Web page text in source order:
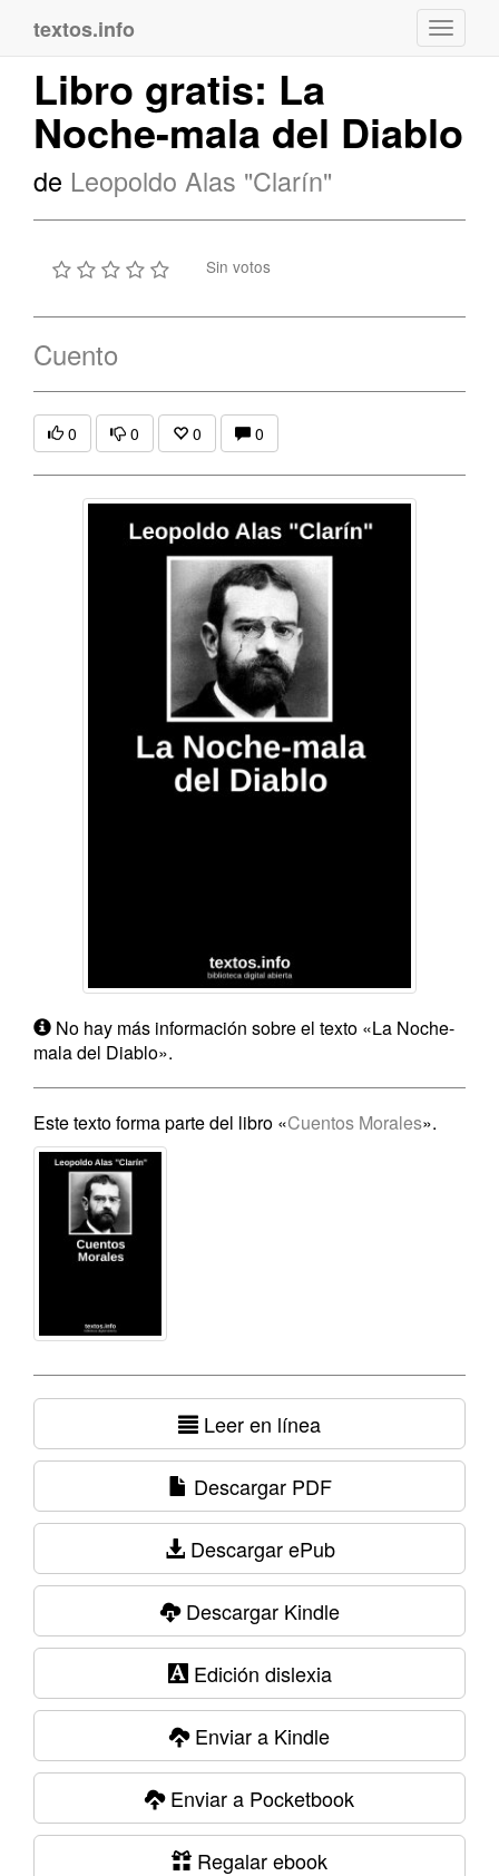
textos.info
Libro gratis: La
Noche-mala del Diablo
de Leopoldo Alas "Clarín"
Sin votos
Cuento
0 0 0 0
No hay más información sobre el texto «La Noche-
mala del Diablo».
Este texto forma parte del libro «Cuentos Morales».
Leer en línea
Descargar PDF
Descargar ePub
Descargar Kindle
Edición dislexia
Enviar a Kindle
Enviar a Pocketbook
Regalar ebook